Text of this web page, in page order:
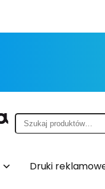
Szukaj
Druki